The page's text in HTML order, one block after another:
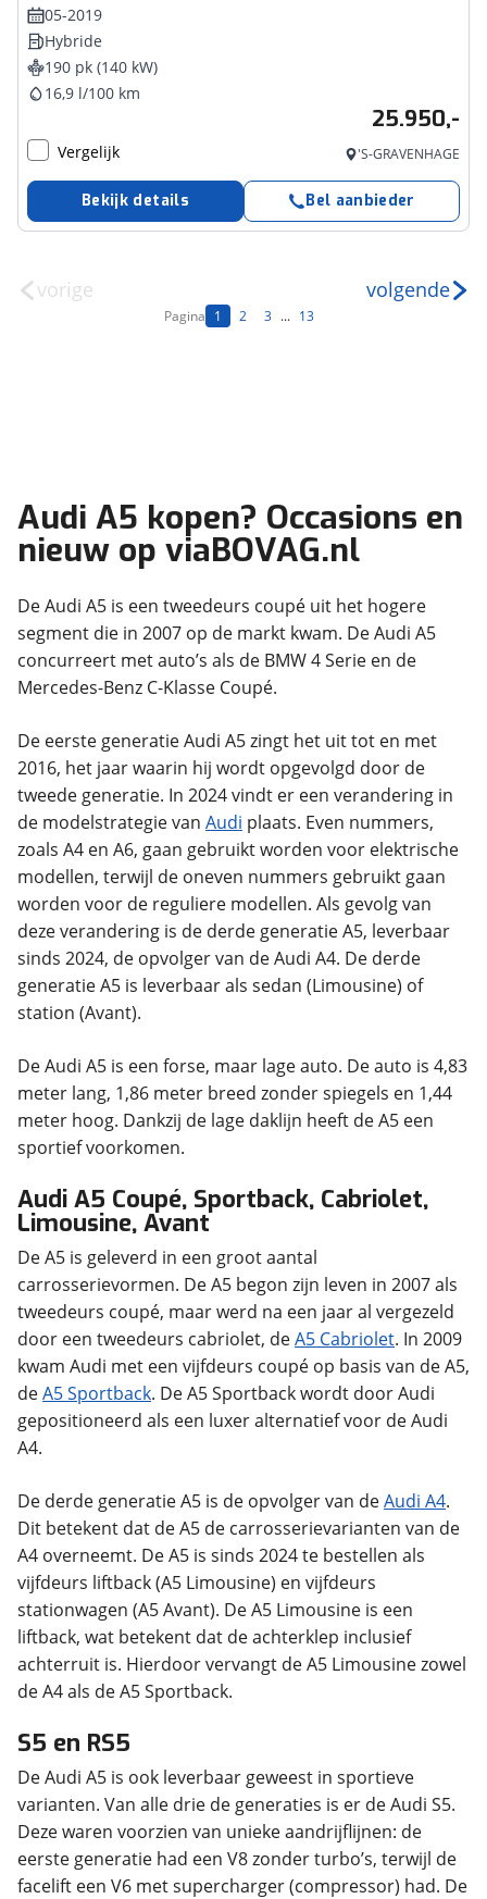
05-2019
Hybride
190 pk (140 kW)
16,9 l/100 km
25.950,-
Vergelijk 'S-GRAVENHAGE
Bekijk details Bel aanbieder
vorige
Pagina 1 2 3 ... 13
volgende
Audi A5 kopen? Occasions en
nieuw op viaBOVAG.nl
De Audi A5 is een tweedeurs coupé uit het hogere
segment die in 2007 op de markt kwam. De Audi A5
concurreert met auto’s als de BMW 4 Serie en de
Mercedes-Benz C-Klasse Coupé.
De eerste generatie Audi A5 zingt het uit tot en met
2016, het jaar waarin hij wordt opgevolgd door de
tweede generatie. In 2024 vindt er een verandering in
de modelstrategie van Audi plaats. Even nummers,
zoals A4 en A6, gaan gebruikt worden voor elektrische
modellen, terwijl de oneven nummers gebruikt gaan
worden voor de reguliere modellen. Als gevolg van
deze verandering is de derde generatie A5, leverbaar
sinds 2024, de opvolger van de Audi A4. De derde
generatie A5 is leverbaar als sedan (Limousine) of
station (Avant).
De Audi A5 is een forse, maar lage auto. De auto is 4,83
meter lang, 1,86 meter breed zonder spiegels en 1,44
meter hoog. Dankzij de lage daklijn heeft de A5 een
sportief voorkomen.
Audi A5 Coupé, Sportback, Cabriolet,
Limousine, Avant
De A5 is geleverd in een groot aantal
carrosserievormen. De A5 begon zijn leven in 2007 als
tweedeurs coupé, maar werd na een jaar al vergezeld
door een tweedeurs cabriolet, deA5 Cabriolet. In 2009
kwam Audi met een vijfdeurs coupé op basis van de A5,
deA5 Sportback. De A5 Sportback wordt door Audi
gepositioneerd als een luxer alternatief voor de Audi
A4.
De derde generatie A5 is de opvolger van deAudi A4.
Dit betekent dat de A5 de carrosserievarianten van de
A4 overneemt. De A5 is sinds 2024 te bestellen als
vijfdeurs liftback (A5 Limousine) en vijfdeurs
stationwagen (A5 Avant). De A5 Limousine is een
liftback, wat betekent dat de achterklep inclusief
achterruit is. Hierdoor vervangt de A5 Limousine zowel
de A4 als de A5 Sportback.
S5 en RS5
De Audi A5 is ook leverbaar geweest in sportieve
varianten. Van alle drie de generaties is er de Audi S5.
Deze waren voorzien van unieke aandrijflijnen: de
eerste generatie had een V8 zonder turbo’s, terwijl de
facelift een V6 met supercharger (compressor) had. De